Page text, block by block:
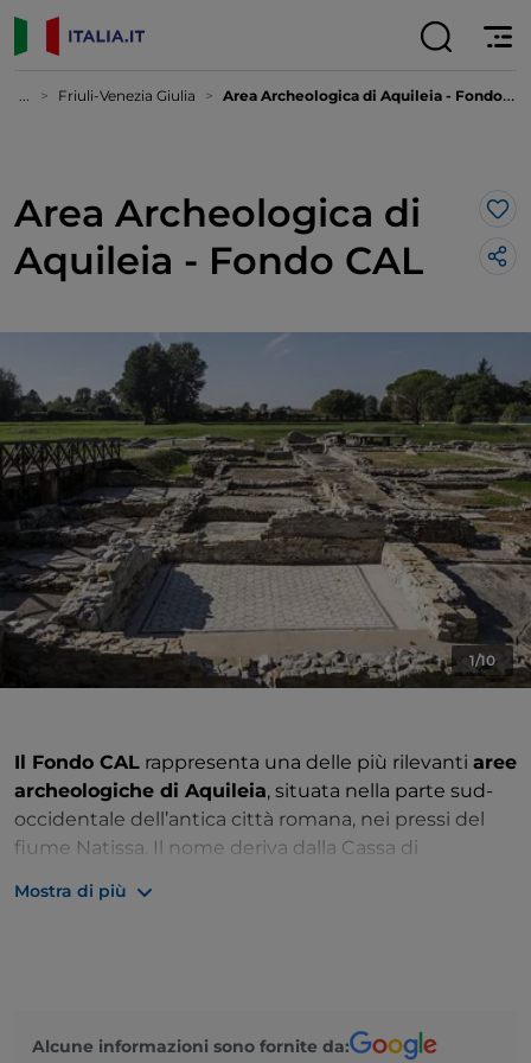
... Friuli-Venezia Giulia Area Archeologica di Aquileia - Fondo CAL
Area Archeologica di
Aquileia - Fondo CAL
1/10
Il Fondo CAL rappresenta una delle più rilevanti aree
archeologiche di Aquileia, situata nella parte sud-
occidentale dell’antica città romana, nei pressi del
fiume Natissa. Il nome deriva dalla Cassa di
gli scavi e la valorizzazione di questo sito.
scavihanno inoltre portato alla luce strade
Mostra di più
Alcune informazioni sono fornite da: